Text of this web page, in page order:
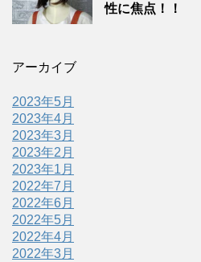
性に焦点！！
アーカイブ
2023年5月
2023年4月
2023年3月
2023年2月
2023年1月
2022年7月
2022年6月
2022年5月
2022年4月
2022年3月